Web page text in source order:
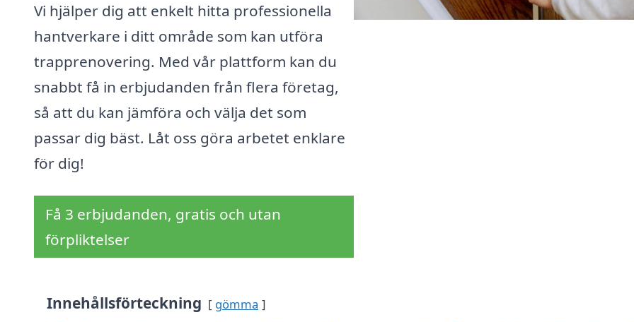
Vi hjälper dig att enkelt hitta professionella
hantverkare i ditt område som kan utföra
trapprenovering. Med vår plattform kan du
snabbt få in erbjudanden från flera företag,
så att du kan jämföra och välja det som
passar dig bäst. Låt oss göra arbetet enklare
för dig!
Få 3 erbjudanden, gratis och utan
förpliktelser
Innehållsförteckning gömma